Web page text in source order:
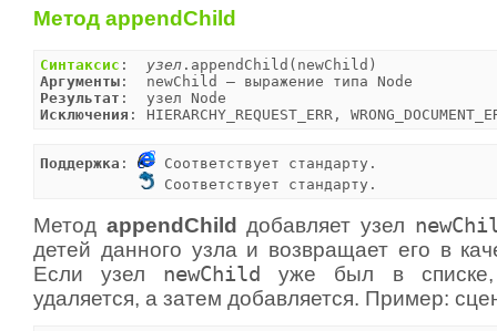
Метод appendChild
Синтаксис : узел
Аргументы
Результат
Исключения : HIERARCHY_REQUEST_ERR,
Поддержка :
Соответствует стандарту.
Соответствует стандарту.
Метод appendChild добавляет узел
детей данного узла и возвращает его в
Если узел newChild
уже был в
удаляется, а затем добавляется. Пример: